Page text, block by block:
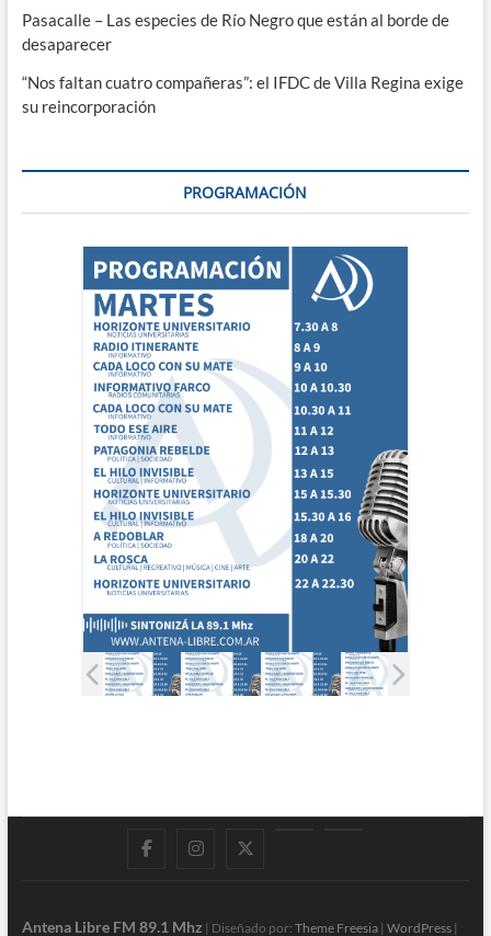
Pasacalle – Las especies de Río Negro que están al borde de
desaparecer
“Nos faltan cuatro compañeras”: el IFDC de Villa Regina exige
su reincorporación
PROGRAMACIÓN
FacebookInstagram
Antena Libre FM 89.1 Mhz | Diseñado por: Theme Freesia| WordPress|